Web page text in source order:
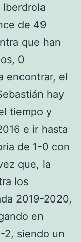
de 49
que han
0
encontrar, el
hay
tiempo y
e ir hasta
de 1-0 con
que, la
los
2019-2020,
en
2, siendo un